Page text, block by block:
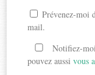
Prévenez-moi
mail.
Notifiez-
pouvez aussivous